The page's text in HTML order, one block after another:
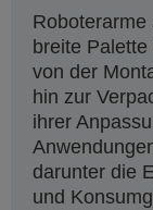
breite
von der
hin zur
ihrer
darunter die
und